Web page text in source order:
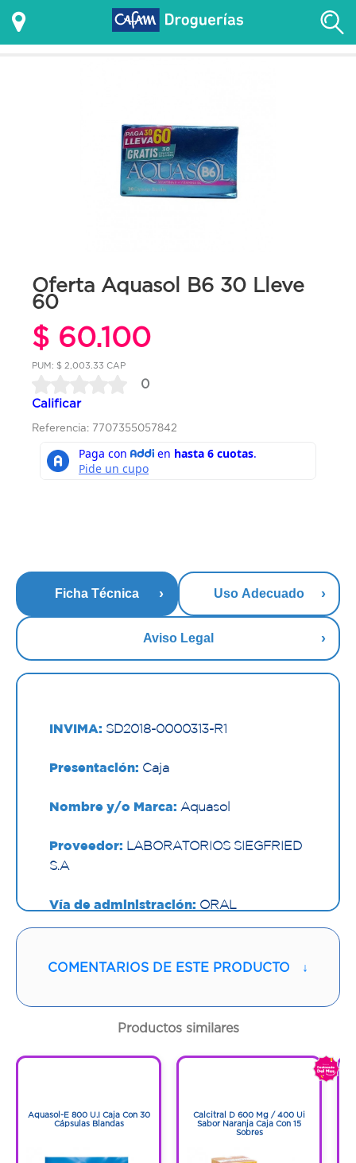
Oferta Aquasol B6 30 Lleve
60
$ 60.100
PUM: $ 2,003.33 CAP
0
Calificar
Referencia: 7707355057842
Ficha Técnica Uso Adecuado
Aviso Legal
INVIMA: SD2018-0000313-R1
Presentación: Caja
Nombre y/o Marca: Aquasol
Proveedor: LABORATORIOS SIEGFRIED
S.A
Vía de administración: ORAL
30 Cápsulas
Código:1293135
COMENTARIOS DE ESTE PRODUCTO ↓
Productos similares
Aquasol-E 800 U.I Caja Con 30
Cápsulas Blandas
Calcitral D 600 Mg / 400 Ui
Sabor Naranja Caja Con 15
Sobres